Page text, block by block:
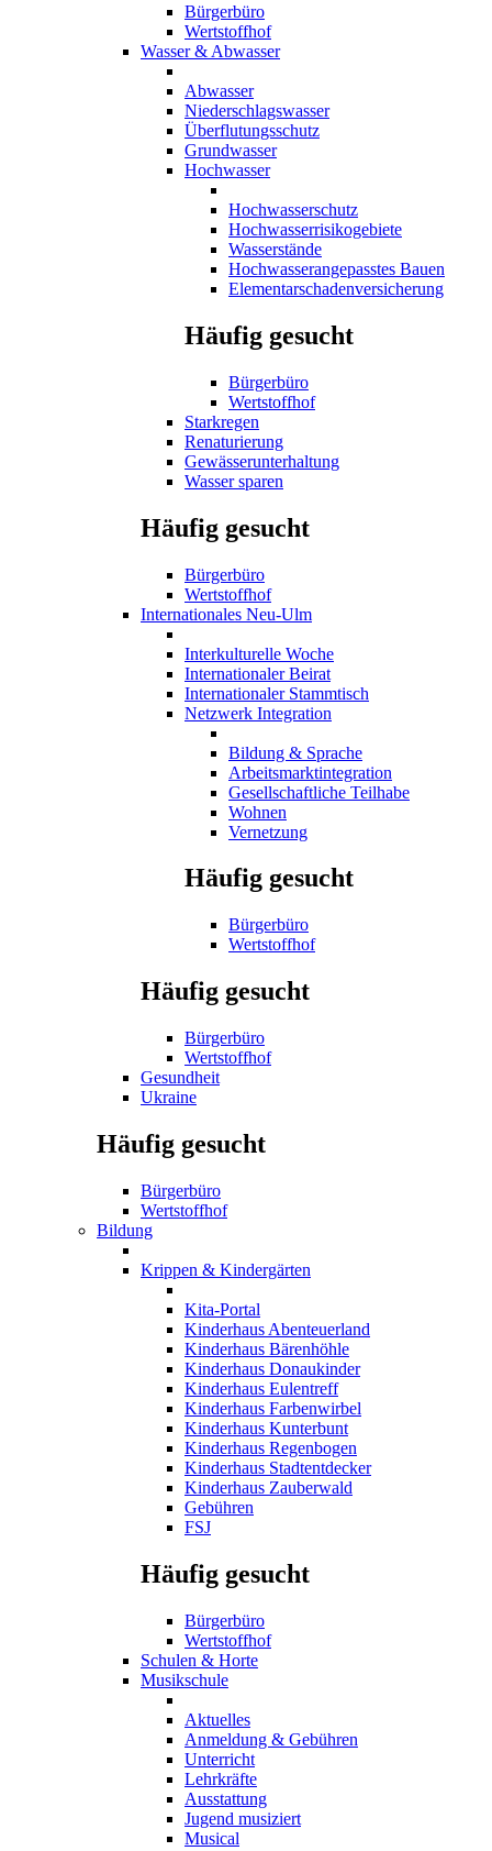
Bürgerbüro
Wertstoffhof
Wasser & Abwasser
Abwasser
Niederschlagswasser
Überflutungsschutz
Grundwasser
Hochwasser
Hochwasserschutz
Hochwasserrisikogebiete
Wasserstände
Hochwasserangepasstes Bauen
Elementarschadenversicherung
Häufig gesucht
Bürgerbüro
Wertstoffhof
Starkregen
Renaturierung
Gewässerunterhaltung
Wasser sparen
Häufig gesucht
Bürgerbüro
Wertstoffhof
Internationales Neu-Ulm
Interkulturelle Woche
Internationaler Beirat
Internationaler Stammtisch
Netzwerk Integration
Bildung & Sprache
Arbeitsmarktintegration
Gesellschaftliche Teilhabe
Wohnen
Vernetzung
Häufig gesucht
Bürgerbüro
Wertstoffhof
Häufig gesucht
Bürgerbüro
Wertstoffhof
Gesundheit
Ukraine
Häufig gesucht
Bürgerbüro
Wertstoffhof
Bildung
Krippen & Kindergärten
Kita-Portal
Kinderhaus Abenteuerland
Kinderhaus Bärenhöhle
Kinderhaus Donaukinder
Kinderhaus Eulentreff
Kinderhaus Farbenwirbel
Kinderhaus Kunterbunt
Kinderhaus Regenbogen
Kinderhaus Stadtentdecker
Kinderhaus Zauberwald
Gebühren
FSJ
Häufig gesucht
Bürgerbüro
Wertstoffhof
Schulen & Horte
Musikschule
Aktuelles
Anmeldung & Gebühren
Unterricht
Lehrkräfte
Ausstattung
Jugend musiziert
Musical